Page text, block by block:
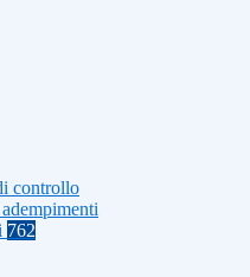
controllo
762